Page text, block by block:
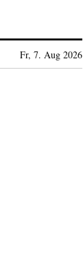
Fr, 7. Aug 2026